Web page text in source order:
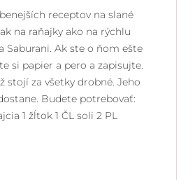
receptov na slané
na raňajky ako na rýchlu
Saburani. Ak ste o ňom ešte
si papier a pero a zapisujte.
stojí za všetky drobné. Jeho
Budete potrebovať:
1 žĺtok 1 ČL soli 2 PL